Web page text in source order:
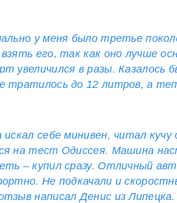
у меня было третье
его, так как оно лучше
увеличился в разы.
тратилось до 12 литров, а
искал себе минивен, читал
на тест Одиссея. Машина
– купил сразу. Отличный
Не подкачали и
написал Денис из Липецка.